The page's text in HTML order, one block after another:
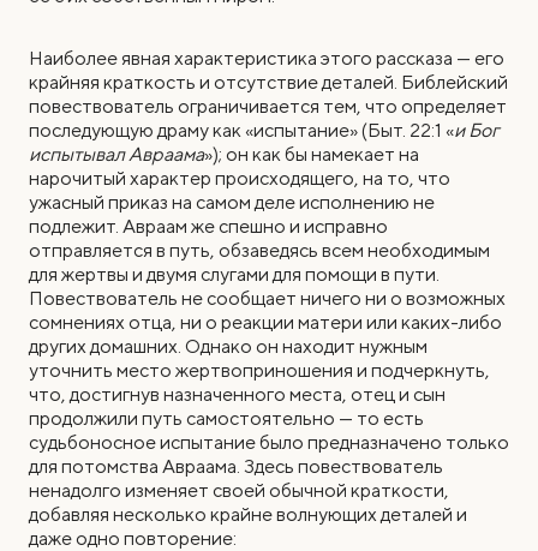
Наиболее явная характеристика этого рассказа — его
крайняя краткость и отсутствие деталей. Библейский
повествователь ограничивается тем, что определяет
последующую драму как «испытание» (Быт. 22:1 «и Бог
испытывал Авраама»); он как бы намекает на
нарочитый характер происходящего, на то, что
ужасный приказ на самом деле исполнению не
подлежит. Авраам же спешно и исправно
отправляется в путь, обзаведясь всем необходимым
для жертвы и двумя слугами для помощи в пути.
Повествователь не сообщает ничего ни о возможных
сомнениях отца, ни о реакции матери или каких-либо
других домашних. Однако он находит нужным
уточнить место жертвоприношения и подчеркнуть,
что, достигнув назначенного места, отец и сын
продолжили путь самостоятельно — то есть
судьбоносное испытание было предназначено только
для потомства Авраама. Здесь повествователь
ненадолго изменяет своей обычной краткости,
добавляя несколько крайне волнующих деталей и
даже одно повторение: